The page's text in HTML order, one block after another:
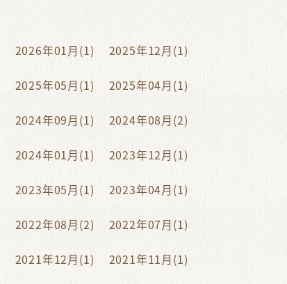
2026年01月(1) 2025年12月(1)
2025年05月(1) 2025年04月(1)
2024年09月(1) 2024年08月(2)
2024年01月(1) 2023年12月(1)
2023年05月(1) 2023年04月(1)
2022年08月(2) 2022年07月(1)
2021年12月(1) 2021年11月(1)